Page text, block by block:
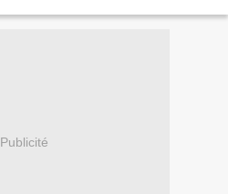
Publicité